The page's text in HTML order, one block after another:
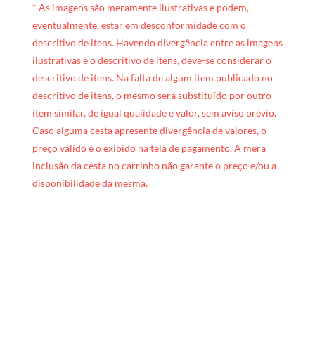
* As imagens são meramente ilustrativas e podem,
eventualmente, estar em desconformidade com o
descritivo de itens. Havendo divergência entre as imagens
ilustrativas e o descritivo de itens, deve-se considerar o
descritivo de itens. Na falta de algum item publicado no
descritivo de itens, o mesmo será substituído por outro
item similar, de igual qualidade e valor, sem aviso prévio.
Caso alguma cesta apresente divergência de valores, o
preço válido é o exibido na tela de pagamento. A mera
inclusão da cesta no carrinho não garante o preço e/ou a
disponibilidade da mesma.